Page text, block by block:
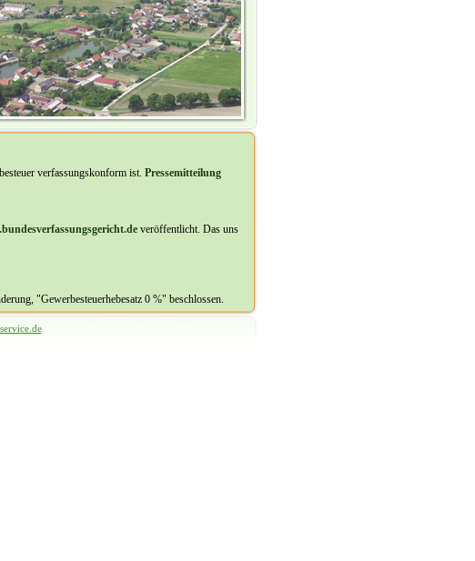
verfassungskonform ist. Pressemitteilung
veröffentlicht. Das uns
"Gewerbesteuerhebesatz 0 %" beschlossen.